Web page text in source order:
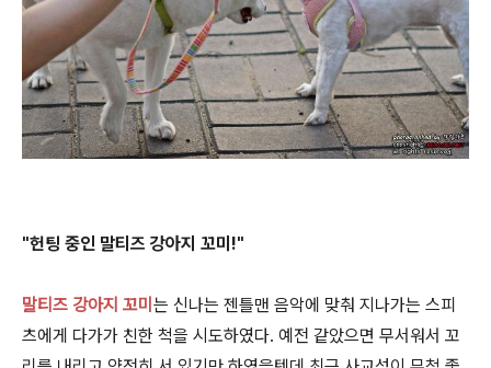
"헌팅 중인 말티즈 강아지 꼬미!"
말티즈 강아지 꼬미 는 신나는 젠틀맨 음악에 맞춰 지나가는 스피
츠에게 다가가 친한 척을 시도하였다. 예전 같았으면 무서워서 꼬